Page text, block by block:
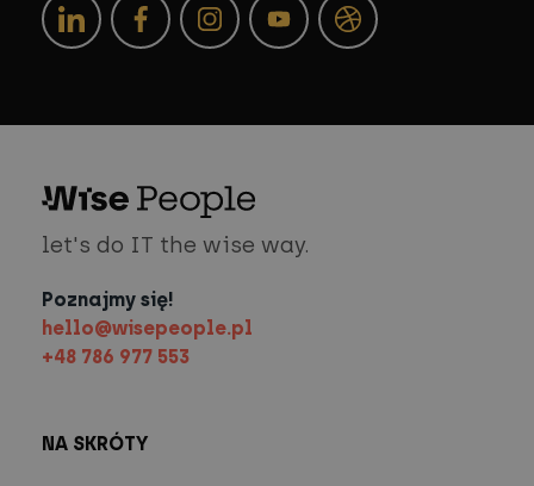
let's do IT the wise way.
Poznajmy się!
hello@wisepeople.pl
+48 786 977 553
NA SKRÓTY